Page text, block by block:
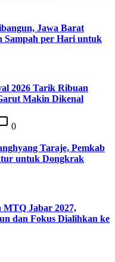
Jawa Barat
Sampah per Hari untuk
2026 Tarik Ribuan
Makin Dikenal
0
Taraje, Pemkab
untuk Dongkrak
MTQ Jabar 2027,
dan Fokus Dialihkan ke